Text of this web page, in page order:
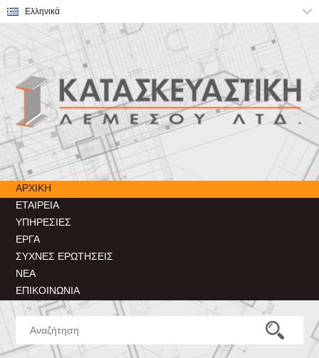
ΑΡΧΙΚΉ
ΕΤΑΙΡΕΊΑ
ΥΠΗΡΕΣΊΕΣ
ΈΡΓΑ
ΣΥΧΝΈΣ ΕΡΩΤΉΣΕΙΣ
ΝΈΑ
ΕΠΙΚΟΙΝΩΝΊΑ